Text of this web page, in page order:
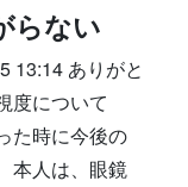
らない
13:14 ありがと
度について
た時に今後の
本人は、眼鏡